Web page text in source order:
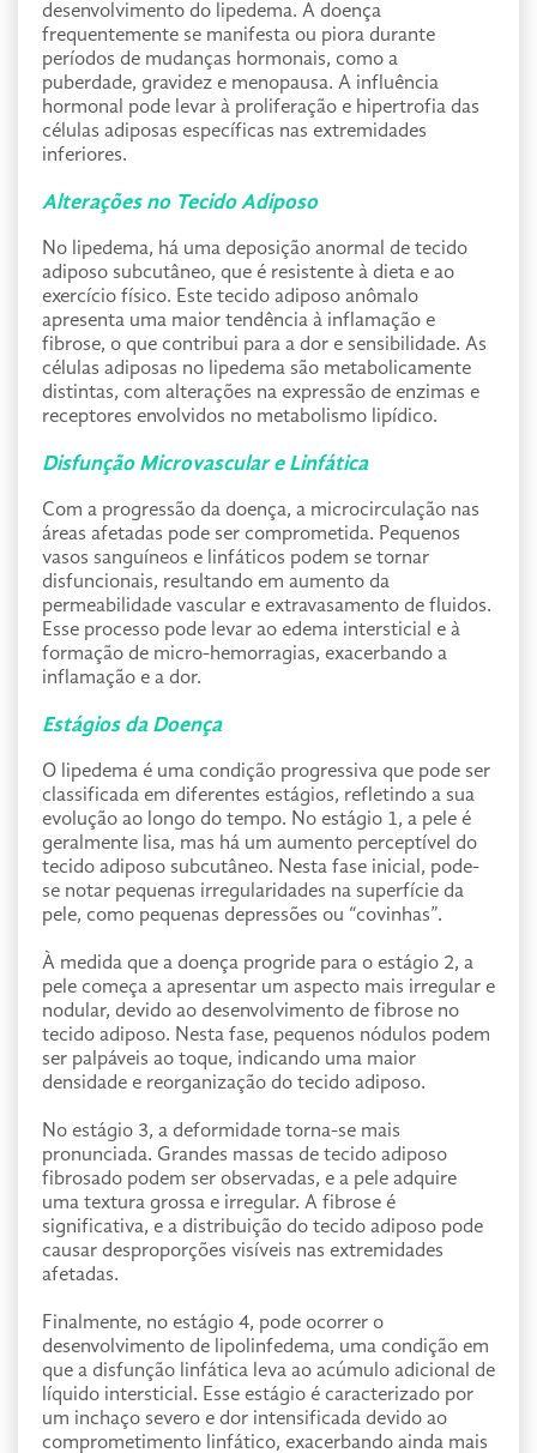
desenvolvimento do lipedema. A doença
frequentemente se manifesta ou piora durante
períodos de mudanças hormonais, como a
puberdade, gravidez e menopausa. A influência
hormonal pode levar à proliferação e hipertrofia das
células adiposas específicas nas extremidades
inferiores.
Alterações no Tecido Adiposo
No lipedema, há uma deposição anormal de tecido
adiposo subcutâneo, que é resistente à dieta e ao
exercício físico. Este tecido adiposo anômalo
apresenta uma maior tendência à inflamação e
fibrose, o que contribui para a dor e sensibilidade. As
células adiposas no lipedema são metabolicamente
distintas, com alterações na expressão de enzimas e
receptores envolvidos no metabolismo lipídico.
Disfunção Microvascular e Linfática
Com a progressão da doença, a microcirculação nas
áreas afetadas pode ser comprometida. Pequenos
vasos sanguíneos e linfáticos podem se tornar
disfuncionais, resultando em aumento da
permeabilidade vascular e extravasamento de fluidos.
Esse processo pode levar ao edema intersticial e à
formação de micro-hemorragias, exacerbando a
inflamação e a dor.
Estágios da Doença
O lipedema é uma condição progressiva que pode ser
classificada em diferentes estágios, refletindo a sua
evolução ao longo do tempo. No estágio 1, a pele é
geralmente lisa, mas há um aumento perceptível do
tecido adiposo subcutâneo. Nesta fase inicial, pode-
se notar pequenas irregularidades na superfície da
pele, como pequenas depressões ou “covinhas”.
À medida que a doença progride para o estágio 2, a
pele começa a apresentar um aspecto mais irregular e
nodular, devido ao desenvolvimento de fibrose no
tecido adiposo. Nesta fase, pequenos nódulos podem
ser palpáveis ao toque, indicando uma maior
densidade e reorganização do tecido adiposo.
No estágio 3, a deformidade torna-se mais
pronunciada. Grandes massas de tecido adiposo
fibrosado podem ser observadas, e a pele adquire
uma textura grossa e irregular. A fibrose é
significativa, e a distribuição do tecido adiposo pode
causar desproporções visíveis nas extremidades
afetadas.
Finalmente, no estágio 4, pode ocorrer o
desenvolvimento de lipolinfedema, uma condição em
que a disfunção linfática leva ao acúmulo adicional de
líquido intersticial. Esse estágio é caracterizado por
um inchaço severo e dor intensificada devido ao
comprometimento linfático, exacerbando ainda mais